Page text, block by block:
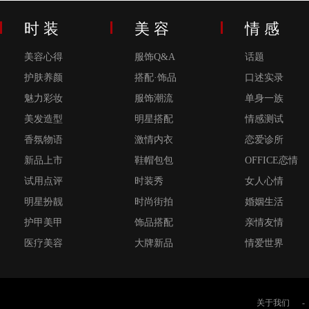
时 装
美容心得
护肤养颜
魅力彩妆
美发造型
香氛物语
新品上市
试用点评
明星扮靓
护甲美甲
医疗美容
美 容
服饰Q&A
搭配·饰品
服饰潮流
明星搭配
激情内衣
鞋帽包包
时装秀
时尚街拍
饰品搭配
大牌新品
情 感
话题
口述实录
单身一族
情感测试
恋爱诊所
OFFICE恋情
女人心情
婚姻生活
亲情友情
情爱世界
关于我们 -